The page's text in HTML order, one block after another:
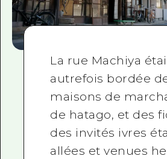
La rue Machiya
autrefois bordée
maisons de
de hatago, et des
des invités ivres
allées et venues